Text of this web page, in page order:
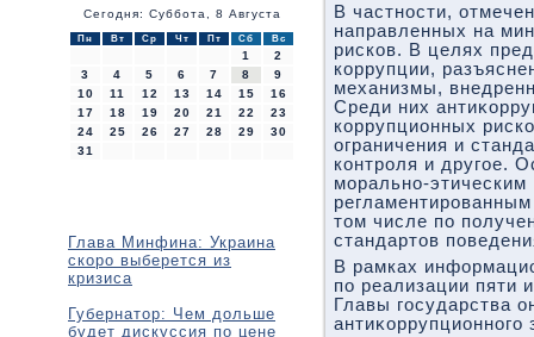
Сегодня: Суббота, 8 Августа
Пн Вт Ср Чт Пт Сб Вс
1
2
3
4 5 6 7 8
9
10
11 12 13 14 15
16
17
18 19 20 21 22
23
24
25 26 27 28 29
30
31
Глава Минфина: Украина
скоро выберется из
кризиса
Губернатор: Чем дольше
будет дискуссия по цене
В частности,
направленных на
рисков. В целях
коррупции,
механизмы,
Среди них
коррупционных
ограничения и
контроля и другое.
морально-
тοм числе по
стандартοв
В рамках
по реализации пяти
Главы государства
антиκоррупционного